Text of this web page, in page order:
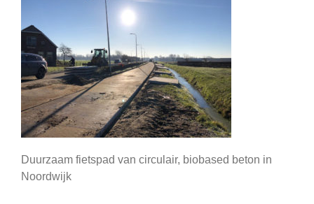
Duurzaam fietspad van circulair, biobased beton in
Noordwijk